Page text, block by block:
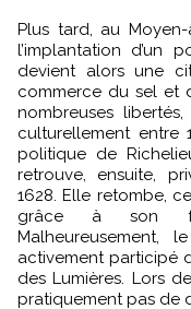
Plus tard, au
l’implantation d’un
devient alors une
commerce du sel et
nombreuses
culturellement entre
politique de
retrouve, ensuite,
1628. Elle retombe,
grâce à son
activement participé
des Lumières. Lors
pratiquement pas de